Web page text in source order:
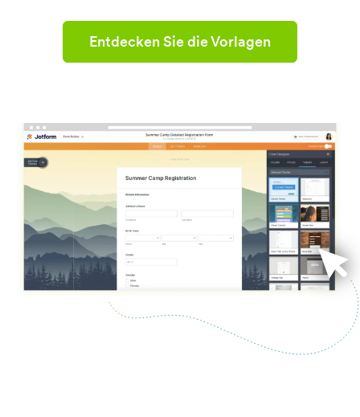
Entdecken Sie die Vorlagen